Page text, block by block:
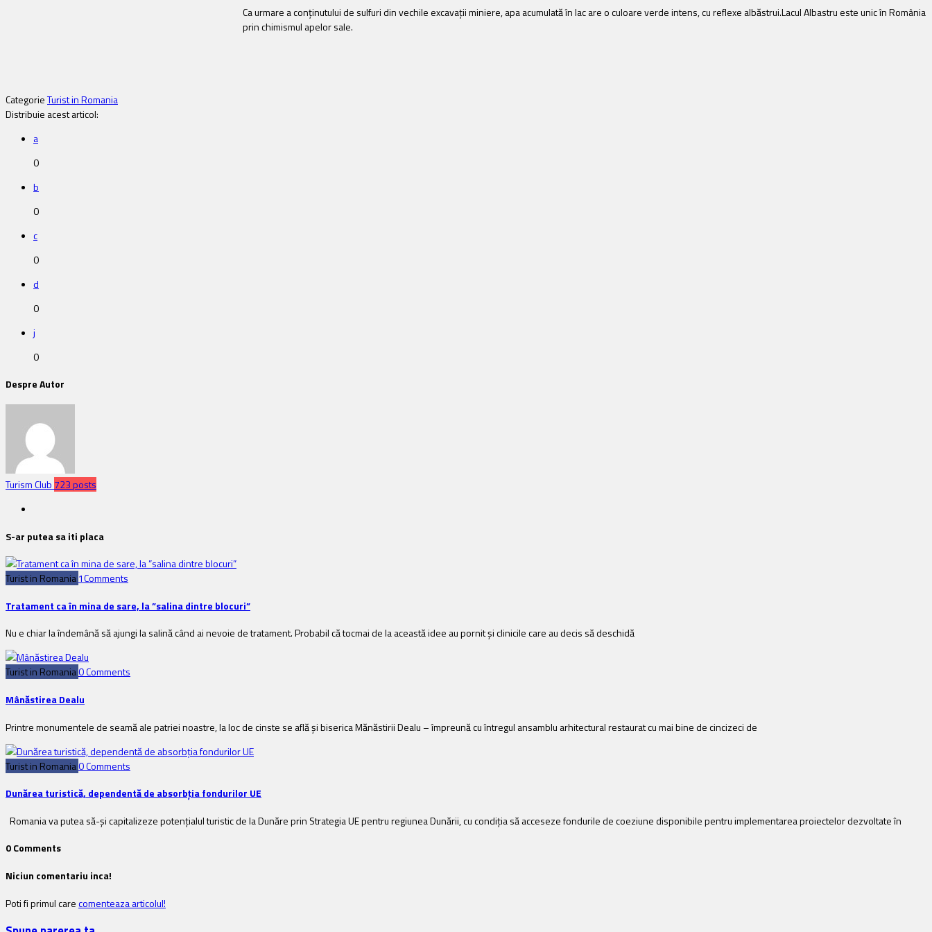
Ca urmare a conţinutului de sulfuri din vechile excavaţii miniere, apa acumulată în lac are o culoare verde intens, cu reflexe albăstrui.Lacul Albastru este unic în România
prin chimismul apelor sale.
CategorieTurist in Romania
Distribuie acest articol:
a
0
b
0
c
0
d
0
j
0
Despre Autor
Turism Club 723 posts
S-ar putea sa iti placa
Turist in Romania1Comments
Tratament ca în mina de sare, la ”salina dintre blocuri”
Nu e chiar la îndemână să ajungi la salină când ai nevoie de tratament. Probabil că tocmai de la această idee au pornit și clinicile care au decis să deschidă
Turist in Romania0 Comments
Mânăstirea Dealu
Printre monumentele de seamă ale patriei noastre, la loc de cinste se află şi biserica Mănăstirii Dealu – împreună cu întregul ansamblu arhitectural restaurat cu mai bine de cincizeci de
Turist in Romania0 Comments
Dunărea turistică, dependentă de absorbția fondurilor UE
Romania va putea să-și capitalizeze potențialul turistic de la Dunăre prin Strategia UE pentru regiunea Dunării, cu condiția să acceseze fondurile de coeziune disponibile pentru implementarea proiectelor dezvoltate în
0 Comments
Niciun comentariu inca!
Poti fi primul carecomenteaza articolul!